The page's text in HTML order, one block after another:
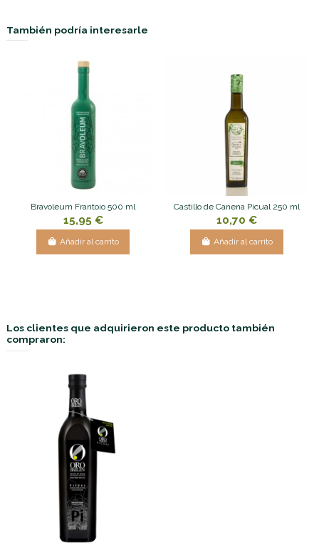
También podría interesarle
Bravoleum Frantoio 500 ml
15,95 €
Añadir al carrito
Castillo de Canena Picual 250 ml
10,70 €
Añadir al carrito
Los clientes que adquirieron este producto también
compraron: